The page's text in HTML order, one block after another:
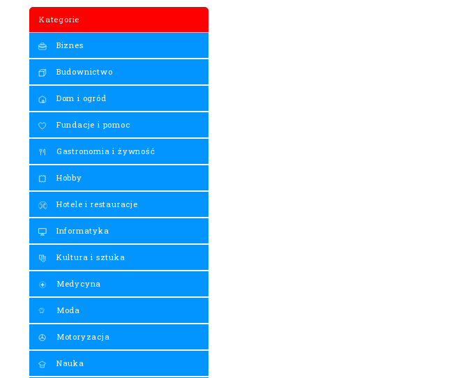
Kategorie
Biznes
Budownictwo
Dom i ogród
Fundacje i pomoc
Gastronomia i żywność
Hobby
Hotele i restauracje
Informatyka
Kultura i sztuka
Medycyna
Moda
Motoryzacja
Nauka